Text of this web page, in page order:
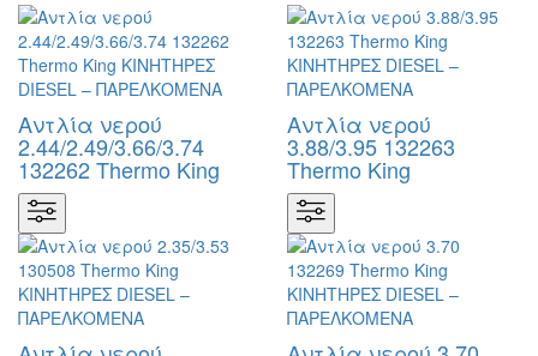
Αντλία νερού
2.44/2.49/3.66/3.74
132262 Thermo King
Αντλία νερού
3.88/3.95 132263
Thermo King